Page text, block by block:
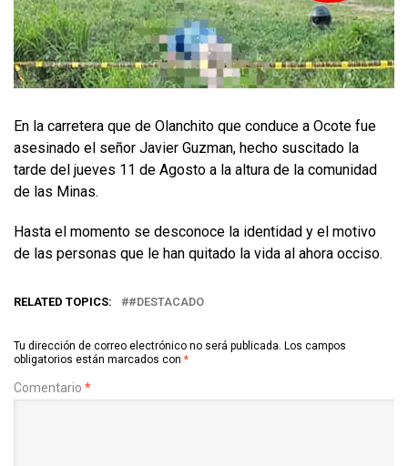
En la carretera que de Olanchito que conduce a Ocote fue
asesinado el señor Javier Guzman, hecho suscitado la
tarde del jueves 11 de Agosto a la altura de la comunidad
de las Minas.
Hasta el momento se desconoce la identidad y el motivo
de las personas que le han quitado la vida al ahora occiso.
RELATED TOPICS: #DESTACADO
Tu dirección de correo electrónico no será publicada. Los campos
obligatorios están marcados con *
Comentario *